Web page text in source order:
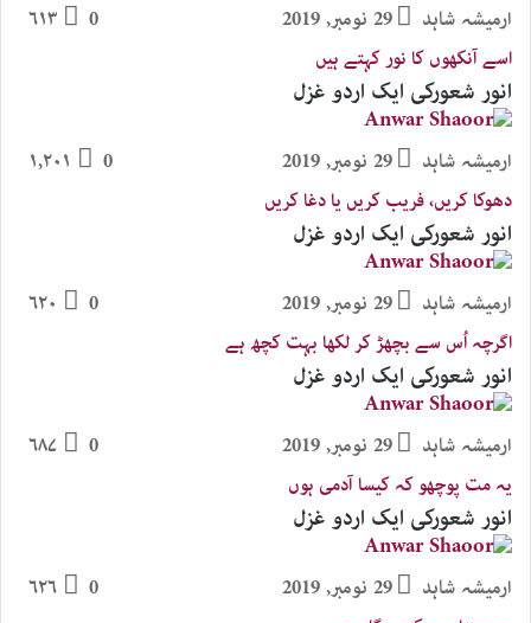
ارمیشہ شاہد 29 نومبر, 2019 0
اسے آنکھوں کا نور کہتے ہیں
انور شعورکی ایک اردو غزل
ارمیشہ شاہد 29 نومبر, 2019 0
دھوکا کریں، فریب کریں یا دغا کریں
انور شعورکی ایک اردو غزل
ارمیشہ شاہد 29 نومبر, 2019 0
اگرچہ اُس سے بچھڑ کر لکھا بہت کچھ ہے
انور شعورکی ایک اردو غزل
ارمیشہ شاہد 29 نومبر, 2019 0
یہ مت پوچھو کہ کیسا آدمی ہوں​
انور شعورکی ایک اردو غزل
ارمیشہ شاہد 29 نومبر, 2019 0